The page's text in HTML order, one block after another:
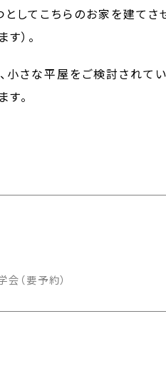
としてこちらのお家を建て
）。
小さな平屋をご検討されて
。
（要予約）